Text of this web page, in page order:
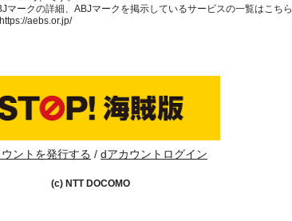
マークの詳細、ABJマークを掲示しているサービスの一覧はこちら
https://aebs.or.jp/
ントを発行する dアカウントログイン
(c) NTT DOCOMO